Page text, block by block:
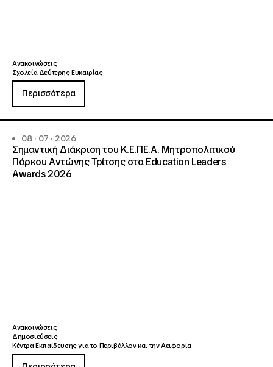
Ανακοινώσεις
Σχολεία Δεύτερης Ευκαιρίας
Περισσότερα
08 · 07 · 2026
Σημαντική Διάκριση του Κ.Ε.ΠΕ.Α. Μητροπολιτικού
Πάρκου Αντώνης Τρίτσης στα Education Leaders
Awards 2026
Ανακοινώσεις
Δημοσιεύσεις
Κέντρα Εκπαίδευσης για το Περιβάλλον και την Αειφορία